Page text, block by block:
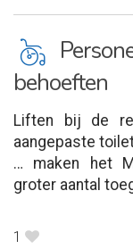
L
behoeften
Liften bij de
aangepaste
… maken het
groter aantal
1 B